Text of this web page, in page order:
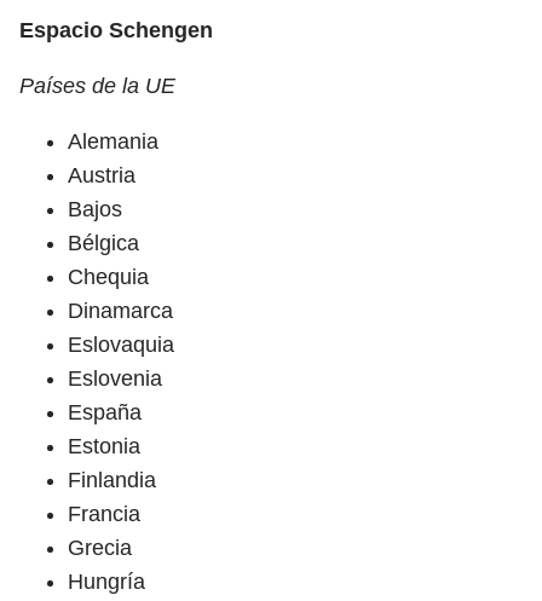
Espacio Schengen
Países de la UE
Alemania
Austria
Bajos
Bélgica
Chequia
Dinamarca
Eslovaquia
Eslovenia
España
Estonia
Finlandia
Francia
Grecia
Hungría